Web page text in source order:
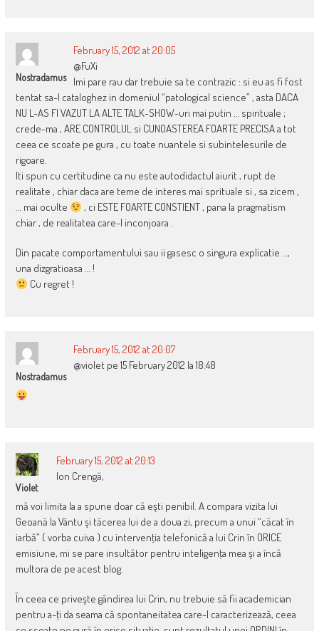
Nostradamus
February 15, 2012 at 20:05
@FuXi
Imi pare rau dar trebuie sa te contrazic : si eu as fi fost
tentat sa-l cataloghez in domeniul “patological science” , asta DACA
NU L-AS FI VAZUT LA ALTE TALK-SHOW-uri mai putin … spirituale ;
crede-ma , ARE CONTROLUL si CUNOASTEREA FOARTE PRECISA a tot
ceea ce scoate pe gura , cu toate nuantele si subintelesurile de
rigoare.
Iti spun cu certitudine ca nu este autodidactul aiurit , rupt de
realitate , chiar daca are teme de interes mai sprituale si , sa zicem ,
… mai oculte
, ci ESTE FOARTE CONSTIENT , pana la pragmatism
chiar , de realitatea care-l inconjoara .
Din pacate comportamentului sau ii gasesc o singura explicatie …,
una dizgratioasa … !
Cu regret !
Nostradamus
February 15, 2012 at 20:07
@violet pe 15 February 2012 la 18:48
Violet
February 15, 2012 at 20:13
Ion Crengă,
mă voi limita la a spune doar că eşti penibil. A compara vizita lui
Geoană la Vântu şi tăcerea lui de a doua zi, precum a unui “căcat în
iarbă” ( vorba cuiva ) cu intervenţia telefonică a lui Crin în ORICE
emisiune, mi se pare insultător pentru inteligenţa mea şi a încă
multora de pe acest blog.
În ceea ce priveşte gândirea lui Crin, nu trebuie să fii academician
pentru a-ţi da seama că spontaneitatea care-l caracterizează, ceea